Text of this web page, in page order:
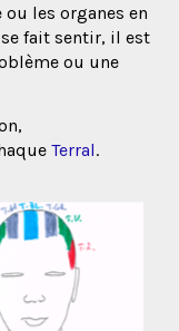
les organes en
fait sentir, il est
ou une
Terral.